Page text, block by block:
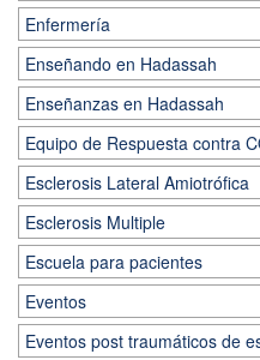
Enfermería
Enseñando en Hadassah
Enseñanzas en Hadassah
Equipo de Respuesta contra
Esclerosis Lateral Amiotrófica
Esclerosis Multiple
Escuela para pacientes
Eventos
Eventos post traumáticos de